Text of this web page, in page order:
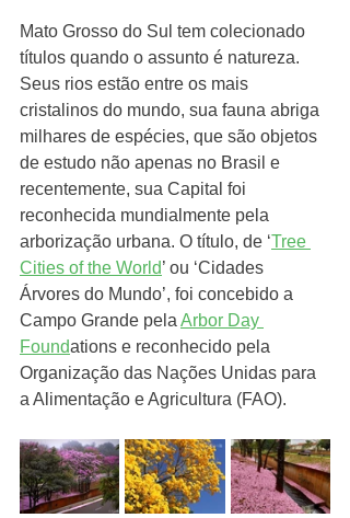
Mato Grosso do Sul tem colecionado
títulos quando o assunto é natureza.
Seus rios estão entre os mais
cristalinos do mundo, sua fauna abriga
milhares de espécies, que são objetos
de estudo não apenas no Brasil e
recentemente, sua Capital foi
reconhecida mundialmente pela
arborização urbana. O título, de ‘Tree
Cities of the World’ ou ‘Cidades
Árvores do Mundo’, foi concebido a
Campo Grande pela Arbor Day
Foundations e reconhecido pela
Organização das Nações Unidas para
a Alimentação e Agricultura (FAO).